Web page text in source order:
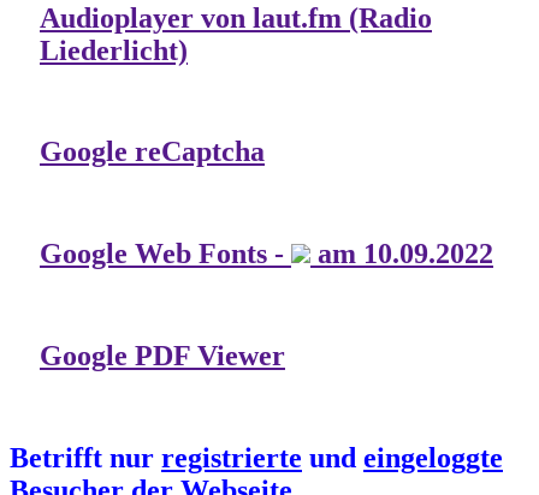
Audioplayer von laut.fm (Radio
Liederlicht)
Google reCaptcha
Google Web Fonts - am 10.09.2022
Google PDF Viewer
Betrifft nur registrierte und eingeloggte